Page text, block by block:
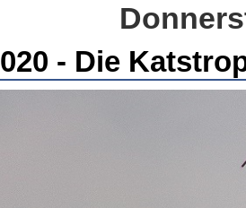
- Die